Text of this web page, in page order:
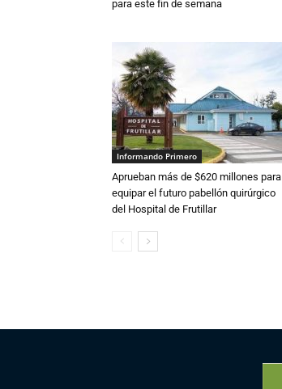
para este fin de semana
Informando Primero
Aprueban más de $620 millones para
equipar el futuro pabellón quirúrgico
del Hospital de Frutillar